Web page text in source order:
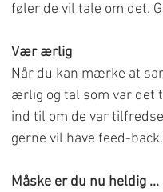
føler de vil tale om det.
Vær ærlig
Når du kan mærke at
ærlig og tal som var det
ind til om de var
gerne vil have feed-back.
Måske er du nu heldig ...